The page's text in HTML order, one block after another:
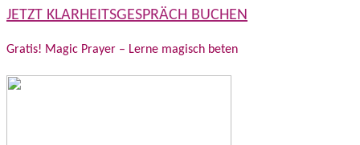
JETZT KLARHEITSGESPRÄCH BUCHEN
Gratis! Magic Prayer – Lerne magisch beten